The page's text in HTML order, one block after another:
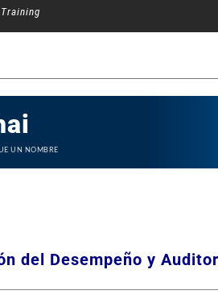
UN NOMBRE
del Desempeño y